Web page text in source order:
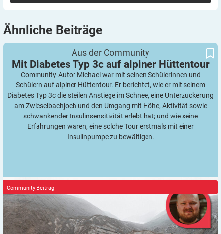
Ähnliche Beiträge
Aus der Community
Mit Diabetes Typ 3c auf alpiner Hüttentour
Community-Autor Michael war mit seinen Schülerinnen und
Schülern auf alpiner Hüttentour. Er berichtet, wie er mit seinem
Diabetes Typ 3c die steilen Anstiege im Schnee, eine Unterzuckerung
am Zwieselbachjoch und den Umgang mit Höhe, Aktivität sowie
schwankender Insulinsensitivität erlebt hat; und wie seine
Erfahrungen waren, eine solche Tour erstmals mit einer
Insulinpumpe zu bewältigen.
Community-Beitrag